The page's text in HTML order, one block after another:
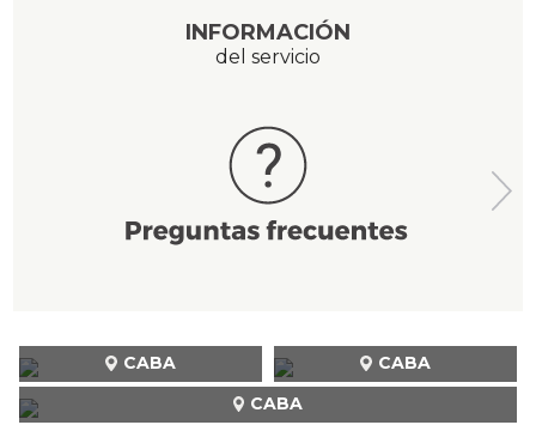
INFORMACIÓN
del servicio
CABA
CABA CABA